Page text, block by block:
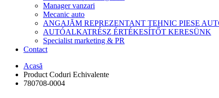
Manager vanzari
Mecanic auto
ANGAJĂM REPREZENTANT TEHNIC PIESE
AUTÓALKATRÉSZ ÉRTÉKESÍTŐT KERESÜNK
Specialist marketing & PR
Contact
Acasă
Product Coduri Echivalente
780708-0004